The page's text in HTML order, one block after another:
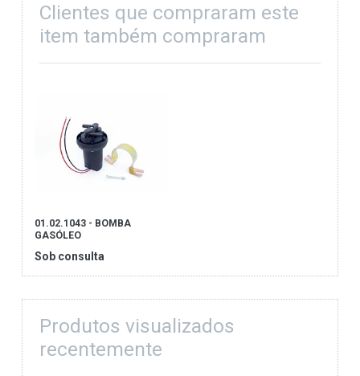
Clientes que compraram este
item também compraram
01.02.1043 - BOMBA
GASÓLEO
Sob consulta
Produtos visualizados
recentemente